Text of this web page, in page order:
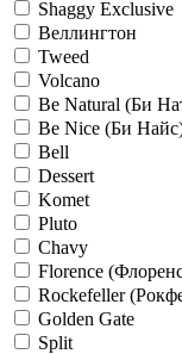
Shaggy Exclusive
Веллингтон
Tweed
Volcano
Be Natural (Би
Be Nice (Би
Bell
Dessert
Komet
Pluto
Chavy
Florence
Rockefeller
Golden Gate
Split